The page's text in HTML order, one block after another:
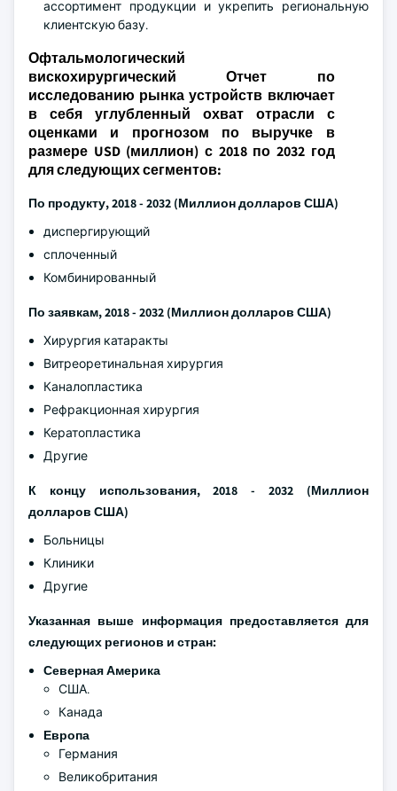
ассортимент продукции и укрепить региональную
клиентскую базу.
Офтальмологический
вискохирургический Отчет по
исследованию рынка устройств включает
в себя углубленный охват отрасли с
оценками и прогнозом по выручке в
размере USD (миллион) с 2018 по 2032 год
для следующих сегментов:
По продукту, 2018 - 2032 (Миллион долларов США)
диспергирующий
сплоченный
Комбинированный
По заявкам, 2018 - 2032 (Миллион долларов США)
Хирургия катаракты
Витреоретинальная хирургия
Каналопластика
Рефракционная хирургия
Кератопластика
Другие
К концу использования, 2018 - 2032 (Миллион
долларов США)
Больницы
Клиники
Другие
Указанная выше информация предоставляется для
следующих регионов и стран:
Северная Америка
США.
Канада
Европа
Германия
Великобритания